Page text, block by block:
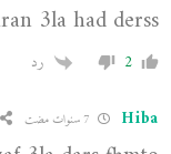
3la had derss
2 رد
Hiba